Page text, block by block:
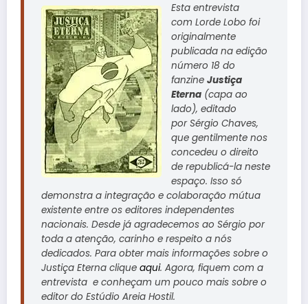
Esta entrevista
com Lorde Lobo foi
originalmente
publicada na edição
número 18 do
fanzine Justiça
Eterna(capa ao
lado), editado
porSérgio Chaves,
que gentilmente nos
concedeu o direito
de republicá-la neste
espaço. Isso só
demonstra a integração e colaboração mútua
existente entre os editores independentes
nacionais. Desde já agradecemos ao Sérgio por
toda a atenção, carinho e respeito a nós
dedicados. Para obter mais informações sobre o
Justiça Eterna clique aqui. Agora, fiquem com a
entrevista e conheçam um pouco mais sobre o
editor do Estúdio Areia Hostil.